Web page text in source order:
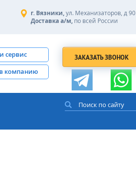
г. Вязники,ул. Механизаторов, д 90
Доставка а/м, по всей России
ЗАКАЗАТЬ ЗВОНОК
сервис
компанию